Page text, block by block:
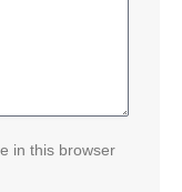
in this browser